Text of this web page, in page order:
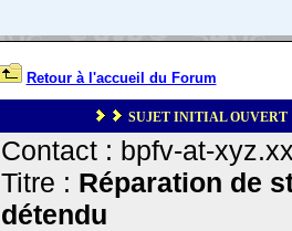
Retour à l'accueil du Forum
SUJET INITIAL OUVERT
Contact : bpfv-at-
Titre : Réparation de
détendu